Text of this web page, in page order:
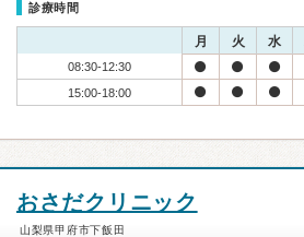
診療時間
月 火 水
08:30-12:30
15:00-18:00
おさだクリニック
山梨県甲府市下飯田